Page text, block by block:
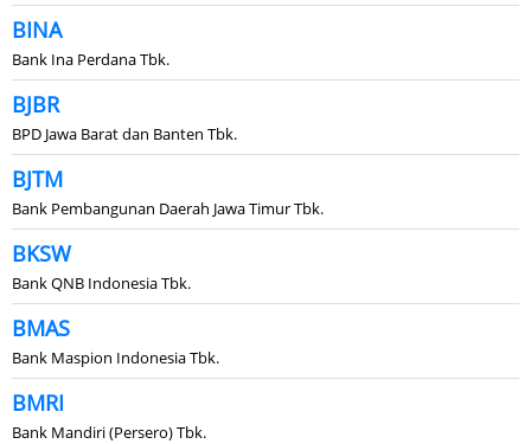
BINA
Bank Ina Perdana Tbk.
BJBR
BPD Jawa Barat dan Banten Tbk.
BJTM
Bank Pembangunan Daerah Jawa Timur Tbk.
BKSW
Bank QNB Indonesia Tbk.
BMAS
Bank Maspion Indonesia Tbk.
BMRI
Bank Mandiri (Persero) Tbk.